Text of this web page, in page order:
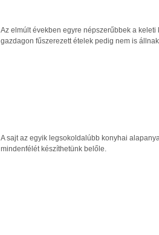
Az elmúlt években egyre népszerűbbek a
gazdagon fűszerezett ételek pedig nem is
A sajt az egyik legsokoldalúbb konyhai
mindenfélét készíthetünk belőle.